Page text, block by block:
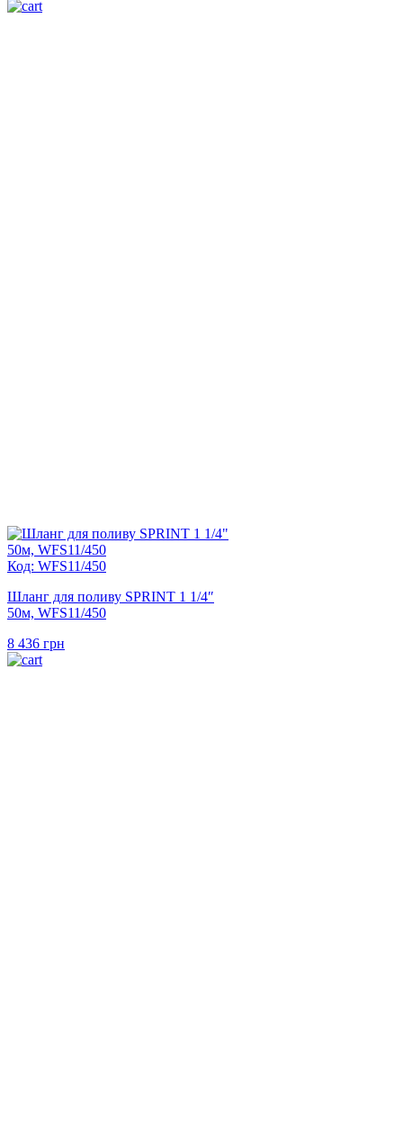
Код: WFS11/450
Шланг для поливу SPRINT 1 1/4″
50м, WFS11/450
8 436 грн